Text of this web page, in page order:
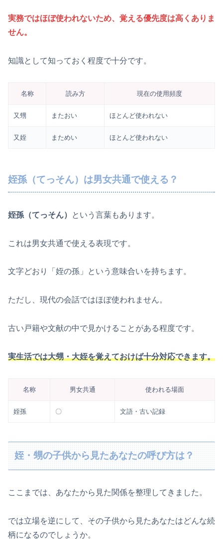
実務ではほぼ使われないため、覚える優先度は高くありま
せん。
知識として知っておく程度で十分です。
名称 読み方 現在の使用頻度
又甥 またおい ほとんど使われない
又姪 まためい ほとんど使われない
姪孫（てっそん）は男女共通で使える？
姪孫（てっそん） という言葉もあります。
これは男女共通で使える表現です。
文字どおり「姪の孫」という意味合いを持ちます。
ただし、現代の会話ではほぼ使われません。
古い戸籍や文献の中で見かけることがある程度です。
実生活では大甥・大姪を覚えておけば十分対応できます。
名称 男女共通 使われる場面
姪孫 〇 文語・古い記録
姪・甥の子供から見たあなたの呼び方は？
ここまでは、あなたから見た関係を整理してきました。
では立場を逆にして、その子供から見たあなたはどんな続
柄になるのでしょうか。